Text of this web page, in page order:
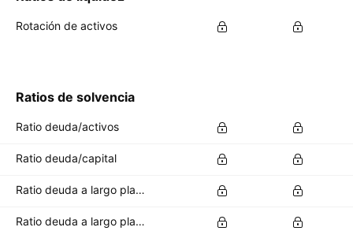
Rotación de activos
Ratios de solvencia
Ratio deuda/activos
Ratio deuda/capital
Ratio deuda a largo plazo/activos totales
Ratio deuda a largo plazo/capital total